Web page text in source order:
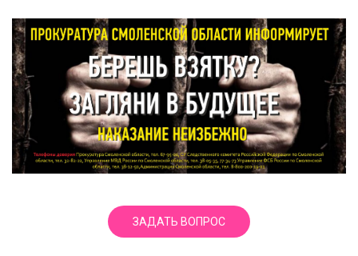
ЗАДАТЬ ВОПРОС